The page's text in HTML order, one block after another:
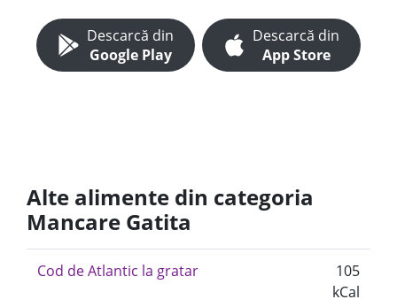
Descarcă din
Google Play
Descarcă din
App Store
Alte alimente din categoria
Mancare Gatita
Cod de Atlantic la gratar
105
kCal